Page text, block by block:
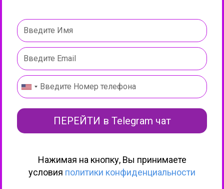
ПЕРЕЙТИ в Telegram чат
Нажимая на кнопку, Вы принимаете
условия политики конфиденциальности